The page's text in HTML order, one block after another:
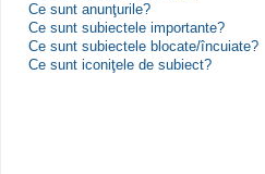
Ce sunt anunţurile?
Ce sunt subiectele importante?
Ce sunt subiectele blocate/încuiate?
Ce sunt iconiţele de subiect?